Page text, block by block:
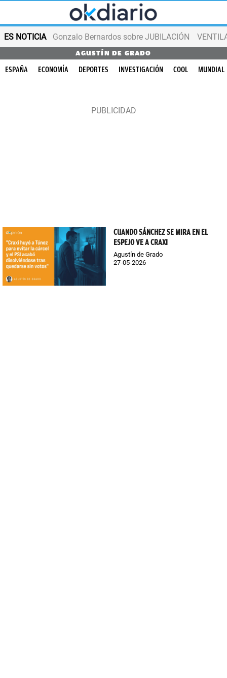
ES NOTICIA Gonzalo Bernardos sobre JUBILACIÓN
AGUSTÍN DE GRADO
ESPAÑA ECONOMÍA DEPORTES INVESTIGACIÓN COOL MUNDIAL
CUANDO SÁNCHEZ SE MIRA EN EL
ESPEJO VE A CRAXI
Agustín de Grado
27-05-2026